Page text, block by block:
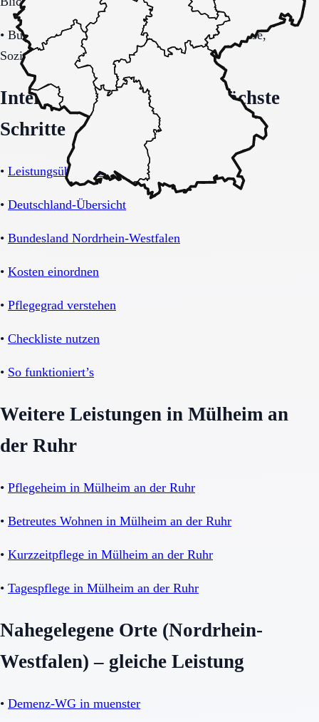
• Budget-/Kostenträgerrahmen (privat, Pflegekasse,
Sozialhilfe möglich).
Interne Orientierung und nächste
Schritte
• Leistungsübersicht Demenz-WG
• Deutschland-Übersicht
• Bundesland Nordrhein-Westfalen
• Kosten einordnen
• Pflegegrad verstehen
• Checkliste nutzen
• So funktioniert’s
Weitere Leistungen in Mülheim an
der Ruhr
• Pflegeheim in Mülheim an der Ruhr
• Betreutes Wohnen in Mülheim an der Ruhr
• Kurzzeitpflege in Mülheim an der Ruhr
• Tagespflege in Mülheim an der Ruhr
Nahegelegene Orte (Nordrhein-
Westfalen) – gleiche Leistung
• Demenz-WG in muenster